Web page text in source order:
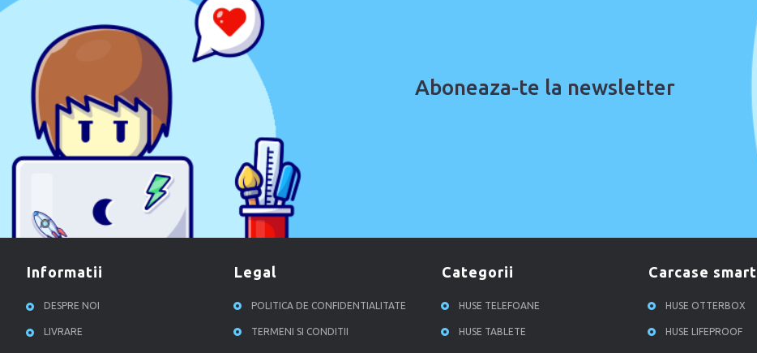
Aboneaza-te la newsletter
informatii
DESPRE NOI
LIVRARE
legal
POLITICA DE CONFIDENTIALITATE
TERMENI SI CONDITII
categorii
HUSE TELEFOANE
HUSE TABLETE
carcase smart
HUSE OTTERBOX
HUSE LIFEPROOF